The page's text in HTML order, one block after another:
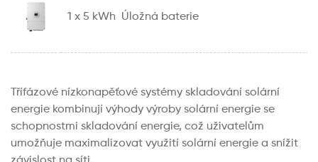
1 x 5 kWh Úložná baterie
Třífázové nízkonapěťové systémy skladování solární
energie kombinují výhody výroby solární energie se
schopnostmi skladování energie, což uživatelům
umožňuje maximalizovat využití solární energie a snížit